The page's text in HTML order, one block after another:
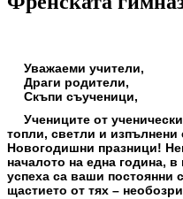
Уважаеми учители,
Драги родители,
Скъпи съученици,
Учениците от
топли, светли и
Новогодишни празници!
началото на една година,
успеха са ваши постоянни
щастието от тях –